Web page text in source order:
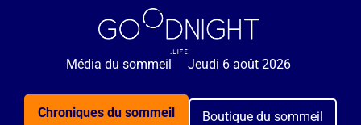
Média du sommeil Jeudi 6 août 2026
Chroniques du sommeil Boutique du sommeil